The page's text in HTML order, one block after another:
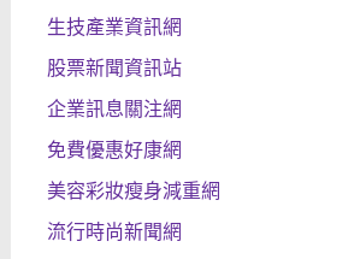
生技產業資訊網
股票新聞資訊站
企業訊息關注網
免費優惠好康網
美容彩妝瘦身減重網
流行時尚新聞網